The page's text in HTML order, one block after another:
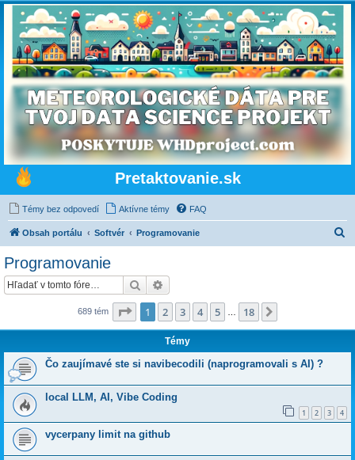
Pretaktovanie.sk
Témy bez odpovedí Aktívne témy FAQ
Obsah portálu Softvér Programovanie
Programovanie
Hľadať
689 tém Strana z18
1 2 3 4 5 18
Témy
Čo zaujímavé ste si navibecodili (naprogramovali s AI) ?
local LLM, AI, Vibe Coding
1 2 3 4
vycerpany limit na github